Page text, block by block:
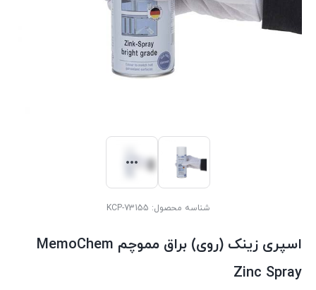
شناسه محصول: KCP-73155
اسپری زینک (روی) براق مموچم MemoChem
Zinc Spray